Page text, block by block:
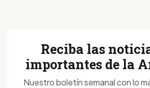
Reciba las
importantes de la
Nuestro boletín semanal con lo